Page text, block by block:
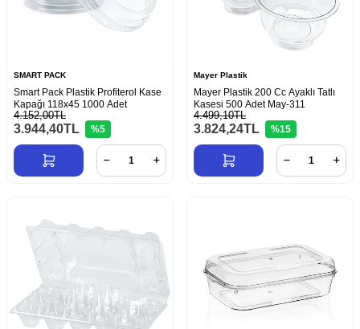
SMART PACK
Smart Pack Plastik Profiterol Kase
Kapağı 118x45 1000 Adet
4.152,00TL
3.944,40TL %5
Mayer Plastik
Mayer Plastik 200 Cc Ayaklı Tatlı
Kasesi 500 Adet May-311
4.499,10TL
3.824,24TL %15